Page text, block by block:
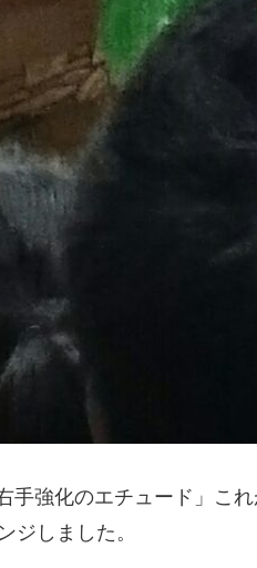
手強化のエチュード」こ
ジしました。